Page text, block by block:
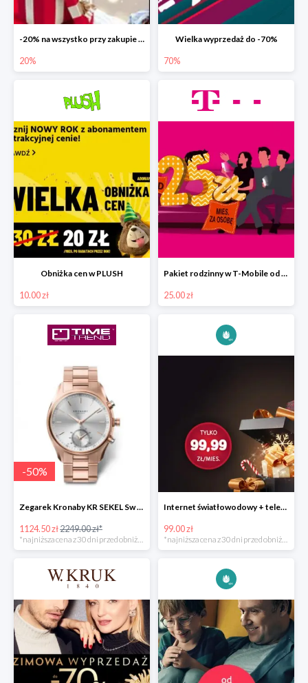
-20% na wszystko przy zakupie karty podarunkowej
20%
Wielka wyprzedaż do -70%
70%
Obniżka cen w PLUSH
10.00 zł
Pakiet rodzinny w T-Mobile od 25 zł. miesięcznie
25.00 zł
-50%
Zegarek Kronaby KR SEKEL Sw super cenie
1124.50 zł2249.00 zł*
Internet światłowodowy + telewizja tylko 99zł/mies.
99.00 zł